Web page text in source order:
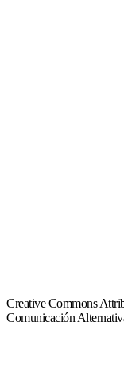
Creative Commons
Comunicación